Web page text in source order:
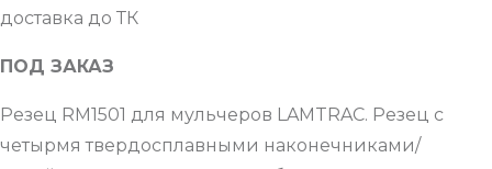
доставка до ТК
ПОД ЗАКАЗ
Резец RM1501 для мульчеров LAMTRAC. Резец с
четырмя твердосплавными наконечниками/